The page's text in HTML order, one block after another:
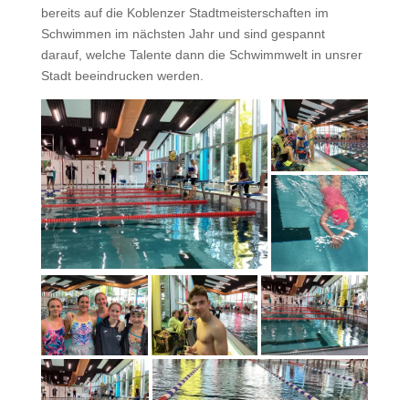
bereits auf die Koblenzer Stadtmeisterschaften im
Schwimmen im nächsten Jahr und sind gespannt
darauf, welche Talente dann die Schwimmwelt in unsrer
Stadt beeindrucken werden.